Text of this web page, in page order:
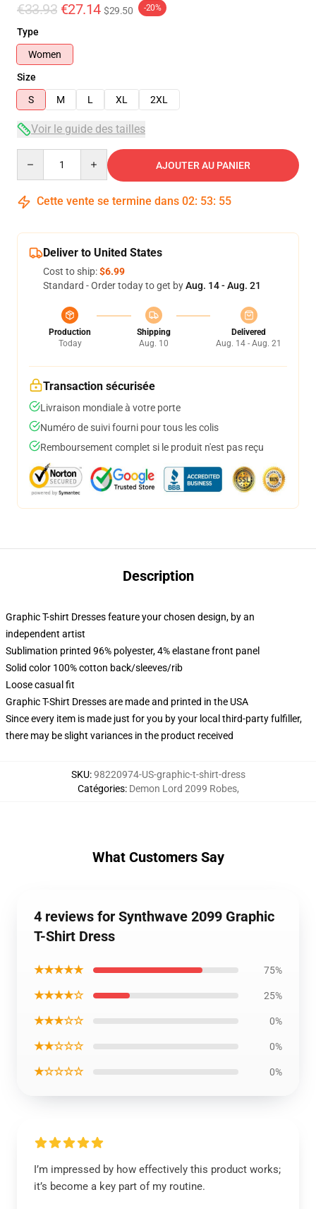
€33.93 €27.14 $29.50 -20%
Type
Women
Size
S
M L XL 2XL
Voir le guide des tailles
AJOUTER AU PANIER
Cette vente se termine dans 02: 53: 54
Deliver to United States
Cost to ship:$6.99
Standard - Order today to get byAug. 14 - Aug. 21
Production
Today
Shipping
Aug. 10
Delivered
Aug. 14 - Aug. 21
Transaction sécurisée
Livraison mondiale à votre porte
Numéro de suivi fourni pour tous les colis
Remboursement complet si le produit n'est pas reçu
Description
Graphic T-shirt Dresses feature your chosen design, by an
independent artist
Sublimation printed 96% polyester, 4% elastane front panel
Solid color 100% cotton back/sleeves/rib
Loose casual fit
Graphic T-Shirt Dresses are made and printed in the USA
Since every item is made just for you by your local third-party fulfiller,
there may be slight variances in the product received
SKU:98220974-US-graphic-t-shirt-dress
Catégories: Demon Lord 2099 Robes,
What Customers Say
4 reviews for Synthwave 2099 Graphic
T-Shirt Dress
★★★★★ 75%
★★★★☆ 25%
★★★☆☆ 0%
★★☆☆☆ 0%
★☆☆☆☆ 0%
I’m impressed by how effectively this product works;
it’s become a key part of my routine.